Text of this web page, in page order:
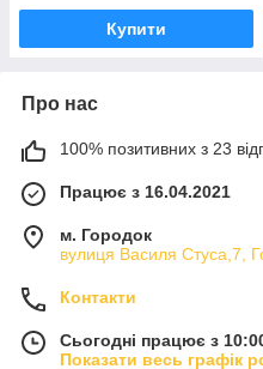
Купити
Про нас
100% позитивних з 23
Працює з 16.04.2021
м. Городок
вулиця Василя Стуса,7,
Контакти
Сьогодні працює з
Показати весь графік